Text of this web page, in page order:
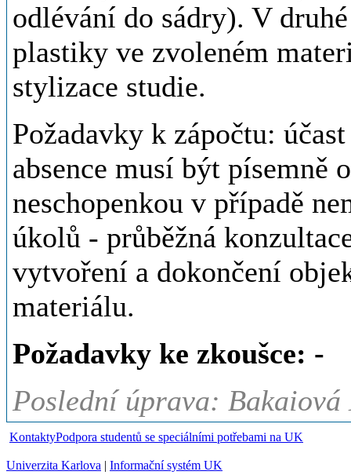
odlévání do sádry). V
plastiky ve zvoleném
stylizace studie.
Požadavky k zápočtu:
absence musí být písemně
neschopenkou v případě
úkolů - průběžná
vytvoření a dokončení
materiálu.
Požadavky ke zkoušce: -
Poslední úprava:
KontaktyPodpora studentů se speciálními potřebami na UK
Univerzita Karlova | Informační systém UK